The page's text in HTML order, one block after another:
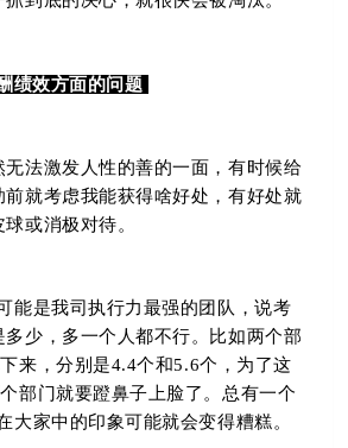
绩效方面的问题
无法激发人性的善的一面，有时候给
前就考虑我能获得啥好处，有好处就
或消极对待。
能是我司执行力最强的团队，说考
少，多一个人都不行。 比如两个部
来，分别是4.4个和5.6个，为了这
部门就要蹬鼻子上脸了。总有一个
大家中的印象可能就会变得糟糕。